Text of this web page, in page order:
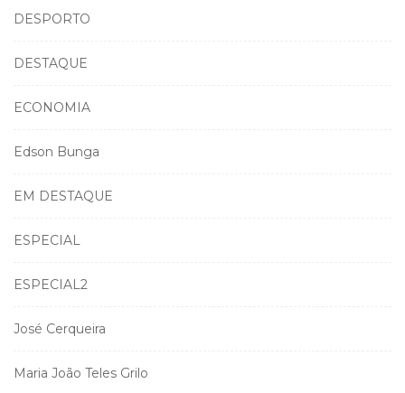
DESPORTO
DESTAQUE
ECONOMIA
Edson Bunga
EM DESTAQUE
ESPECIAL
ESPECIAL2
José Cerqueira
Maria João Teles Grilo